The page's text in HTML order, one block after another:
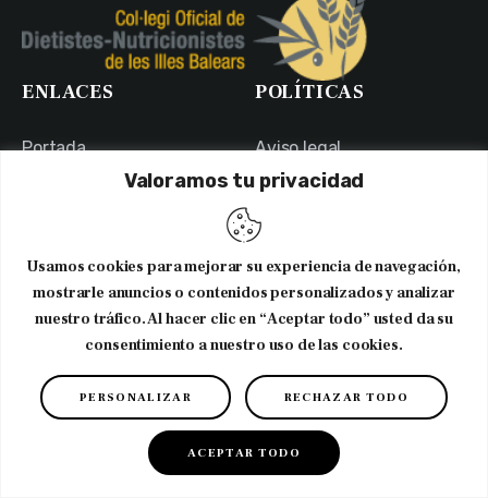
Valoramos tu privacidad
Usamos cookies para mejorar su experiencia de navegación,
mostrarle anuncios o contenidos personalizados y analizar
nuestro tráfico. Al hacer clic en “Aceptar todo” usted da su
consentimiento a nuestro uso de las cookies.
PERSONALIZAR RECHAZAR TODO
ACEPTAR TODO
ENLACES
Portada
POLÍTICAS
Aviso legal
NEWSLETTER
Copyright © 2026. CODNIB. Colegio Oficial de Dietistas-
Nutricionistas de Illes Balears